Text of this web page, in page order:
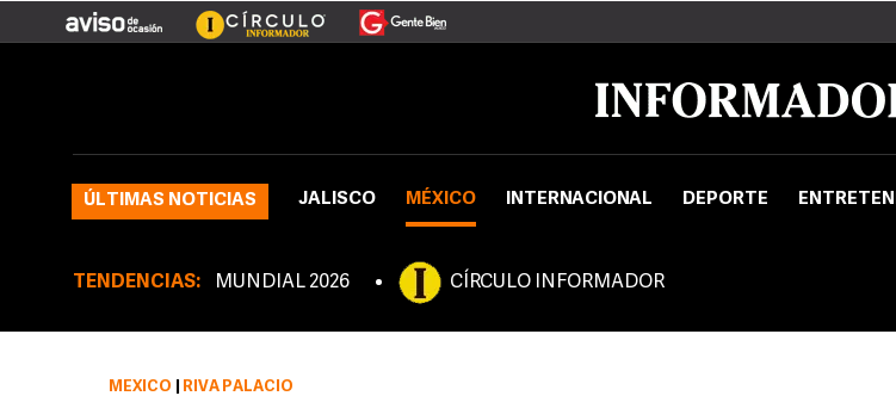
ÚLTIMAS NOTICIAS JALISCO MÉXICO INTERNACIONAL DEPORTE
TENDENCIAS: MUNDIAL 2026 CÍRCULO INFORMADOR
MÉXICO RIVA PALACIO